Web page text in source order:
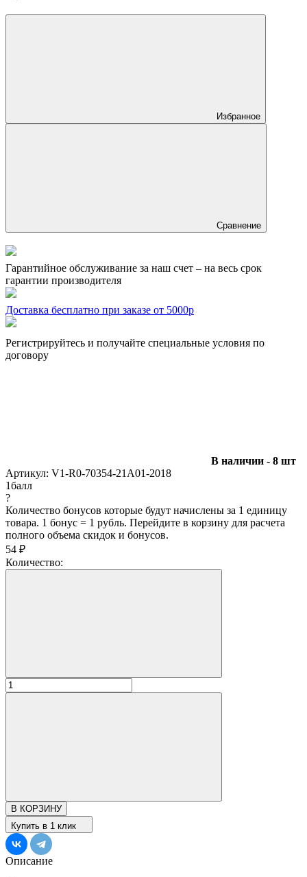
Избранное
Сравнение
Гарантийное обслуживание за наш счет – на весь срок
гарантии производителя
Доставка бесплатно при заказе от 5000р
Регистрируйтесь и получайте специальные условия по
договору
В наличии - 8 шт
Артикул: V1-R0-70354-21A01-2018
1балл
?
Количество бонусов которые будут начислены за 1 единицу
товара. 1 бонус = 1 рубль. Перейдите в корзину для расчета
полного объема скидок и бонусов.
54 ₽
Количество:
В КОРЗИНУ
Купить в 1 клик
Описание